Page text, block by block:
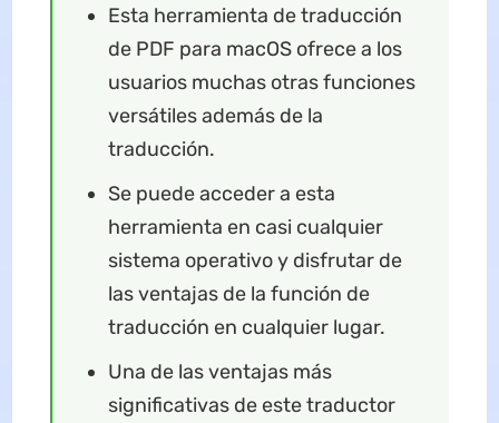
Esta herramienta de traducción
de PDF para macOS ofrece a los
usuarios muchas otras funciones
versátiles además de la
traducción.
Se puede acceder a esta
herramienta en casi cualquier
sistema operativo y disfrutar de
las ventajas de la función de
traducción en cualquier lugar.
Una de las ventajas más
significativas de este traductor